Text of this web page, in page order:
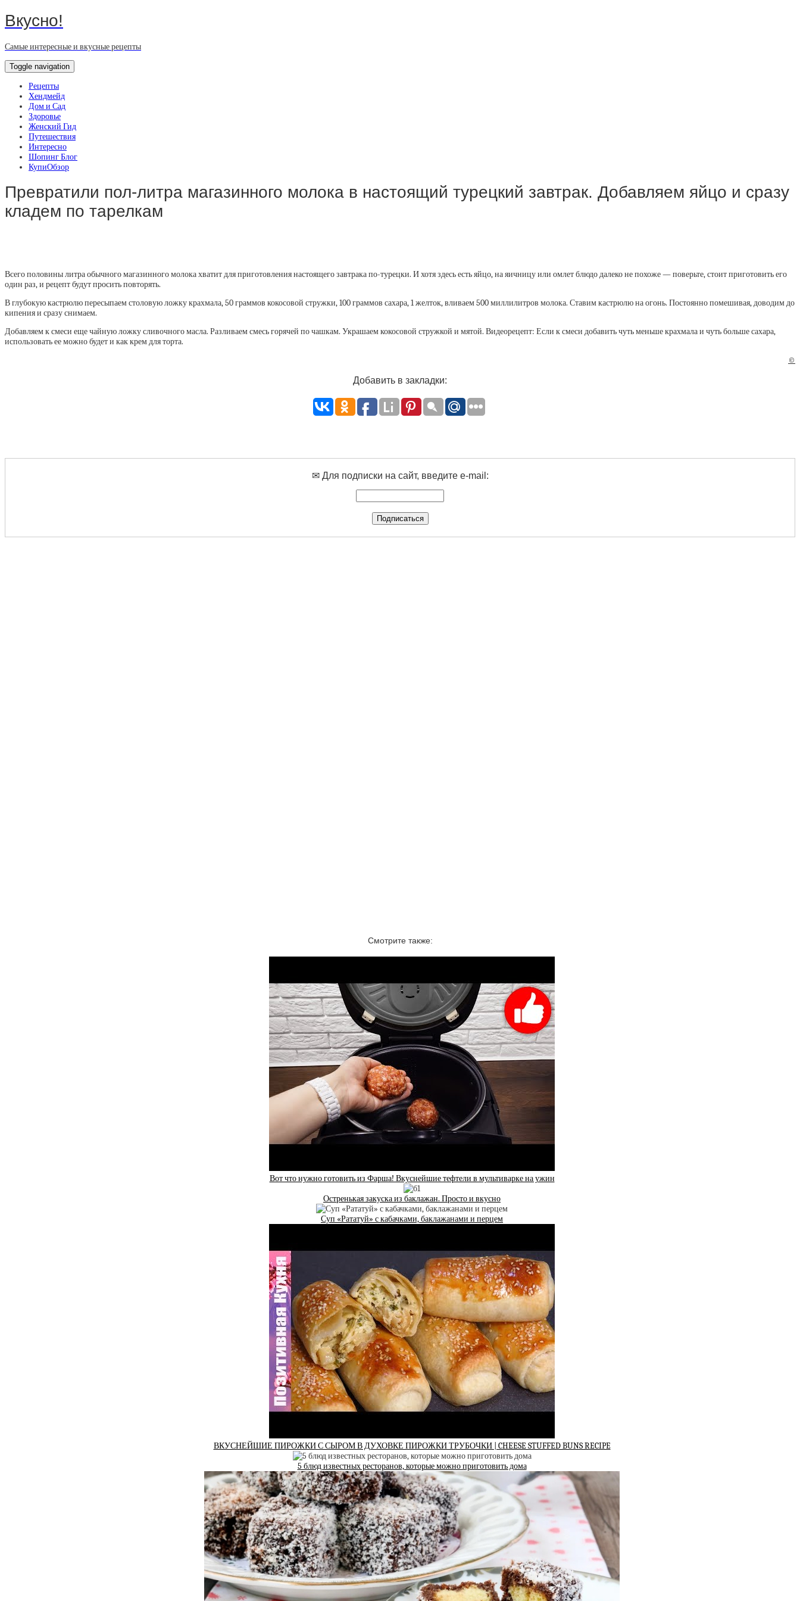
Вкусно!
Самые интересные и вкусные рецепты
Toggle navigation
Рецепты
Хендмейд
Дом и Сад
Здоровье
Женский Гид
Путешествия
Интересно
Шопинг Блог
КупиОбзор
Превратили пол-литра магазинного молока в настоящий турецкий завтрак. Добавляем яйцо и сразу
кладем по тарелкам
Всего половины литра обычного магазинного молока хватит для приготовления настоящего завтрака по-турецки. И хотя здесь есть яйцо, на яичницу или омлет блюдо далеко не похоже — поверьте, стоит приготовить его
один раз, и рецепт будут просить повторять.
В глубокую кастрюлю пересыпаем столовую ложку крахмала, 50 граммов кокосовой стружки, 100 граммов сахара, 1 желток, вливаем 500 миллилитров молока. Ставим кастрюлю на огонь. Постоянно помешивая, доводим до
кипения и сразу снимаем.
Добавляем к смеси еще чайную ложку сливочного масла. Разливаем смесь горячей по чашкам. Украшаем кокосовой стружкой и мятой. Видеорецепт: Если к смеси добавить чуть меньше крахмала и чуть больше сахара,
использовать ее можно будет и как крем для торта.
©
Добавить в закладки:
✉ Для подписки на сайт, введите e-mail:
Смотрите также:
Вот что нужно готовить из Фарша! Вкуснейшие тефтели в мультиварке на ужин
Остренькая закуска из баклажан. Просто и вкусно
Суп «Рататуй» с кабачками, баклажанами и перцем
ВКУСНЕЙШИЕ ПИРОЖКИ С СЫРОМ В ДУХОВКЕ ПИРОЖКИ ТРУБОЧКИ | CHEESE STUFFED BUNS RECIPE
5 блюд известных ресторанов, которые можно приготовить дома